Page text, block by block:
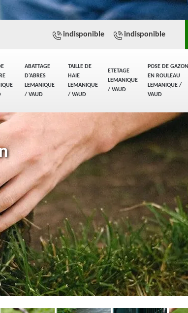
ABATTAGE
D'ABRES
LEMANIQUE
/ VAUD
TAILLE DE
HAIE
LEMANIQUE
/ VAUD
ETETAGE
LEMANIQUE
/ VAUD
POSE DE GAZON
EN ROULEAU
LEMANIQUE /
VAUD
indisponible indisponible